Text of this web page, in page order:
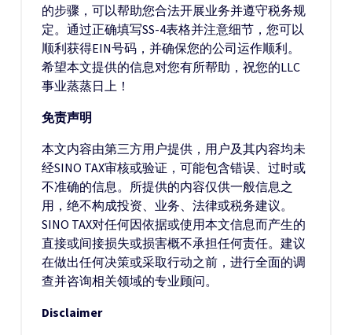
的步骤，可以帮助您合法开展业务并遵守税务规
定。通过正确填写SS-4表格并注意细节，您可以
顺利获得EIN号码，并确保您的公司运作顺利。
希望本文提供的信息对您有所帮助，祝您的LLC
事业蒸蒸日上！
免责声明
本文内容由第三方用户提供，用户及其内容均未
经SINO TAX审核或验证，可能包含错误、过时或
不准确的信息。所提供的内容仅供一般信息之
用，绝不构成投资、业务、法律或税务建议。
SINO TAX对任何因依据或使用本文信息而产生的
直接或间接损失或损害概不承担任何责任。建议
在做出任何决策或采取行动之前，进行全面的调
查并咨询相关领域的专业顾问。
Disclaimer